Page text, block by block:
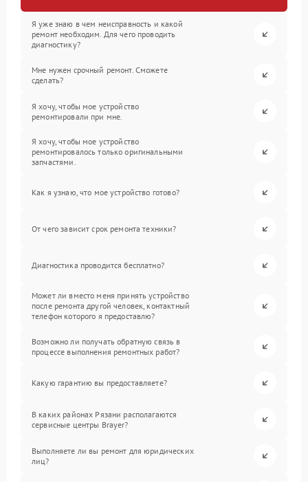
Я уже знаю в чем неисправность и какой
ремонт необходим. Для чего проводить
диагностику?
Мне нужен срочный ремонт. Сможете
сделать?
Я хочу, чтобы мое устройство
ремонтировали при мне.
Я хочу, чтобы мое устройство
ремонтировалось только оригинальными
запчастями.
Как я узнаю, что мое устройство готово?
От чего зависит срок ремонта техники?
Диагностика проводится бесплатно?
Может ли вместо меня принять устройство
после ремонта другой человек, контактный
телефон которого я предоставлю?
Возможно ли получать обратную связь в
процессе выполнения ремонтных работ?
Какую гарантию вы предоставляете?
В каких районах Рязани располагаются
сервисные центры Brayer?
Выполняете ли вы ремонт для юридических
лиц?